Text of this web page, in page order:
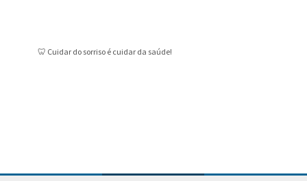
🦷 Cuidar do sorriso é cuidar da saúde!